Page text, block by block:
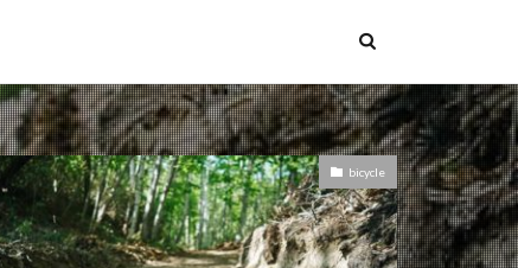
bicycle